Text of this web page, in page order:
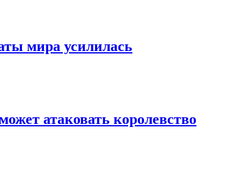
мира усилилась
атаковать королевство